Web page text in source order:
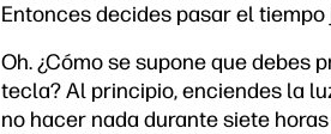
Entonces decides pasar el
Oh. ¿Cómo se supone que debes
tecla? Al principio, enciendes la
no hacer nada durante siete